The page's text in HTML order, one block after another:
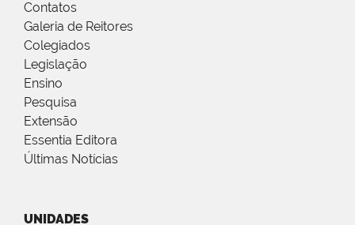
Contatos
Galeria de Reitores
Colegiados
Legislação
Ensino
Pesquisa
Extensão
Essentia Editora
Últimas Notícias
UNIDADES